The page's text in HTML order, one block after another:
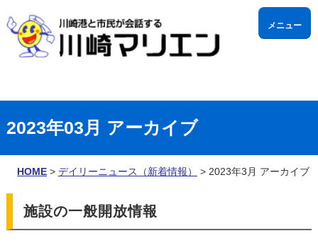
メニュー
2023年03月 アーカイブ
HOME > デイリーニュース（新着情報） > 2023年3月 アーカイブ
施設の一般開放情報